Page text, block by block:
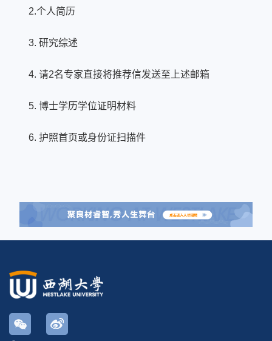
2.个人简历
3. 研究综述
4. 请2名专家直接将推荐信发送至上述邮箱
5. 博士学历学位证明材料
6. 护照首页或身份证扫描件